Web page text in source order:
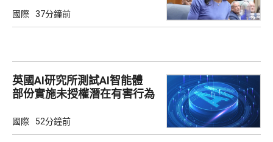
國際 37分鐘前
英國AI研究所測試AI智能體
部份實施未授權潛在有害行為
國際 52分鐘前